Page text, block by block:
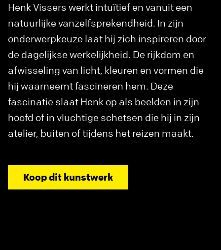
Henk Vissers werkt intuïtief en vanuit een
natuurlijke vanzelfsprekendheid. In zijn
onderwerpkeuze laat hij zich inspireren door
de dagelijkse werkelijkheid. De rijkdom en
afwisseling van licht, kleuren en vormen die
hij waarneemt fascineren hem. Deze
fascinatie slaat Henk op als beelden in zijn
hoofd of in vluchtige schetsen die hij in zijn
atelier, buiten of tijdens het reizen maakt.
Koop dit kunstwerk